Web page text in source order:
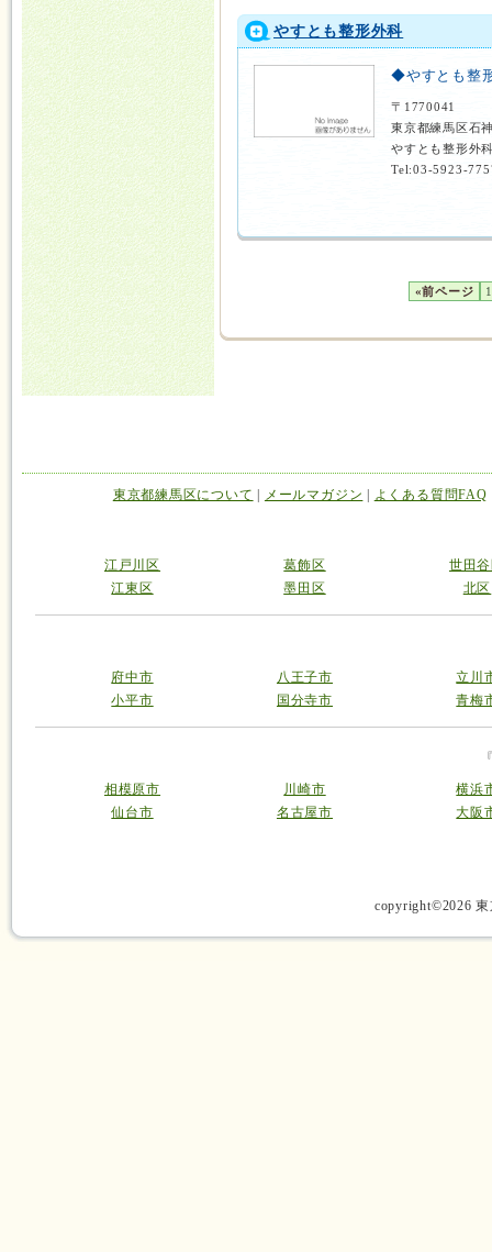
やすとも整形外科
◆やすとも整
〒1770041
東京都練馬区石
やすとも整形外
Tel:03-5923-
«前ページ
東京都練馬区について メールマガジン よくある質問FAQ
江戸川区 葛飾区
世田
江東区
墨田区 北区
府中市 八王子市
立川
小平市
国分寺市 青梅
相模原市 川崎市
横浜
仙台市
名古屋市 大阪
copyright©2026